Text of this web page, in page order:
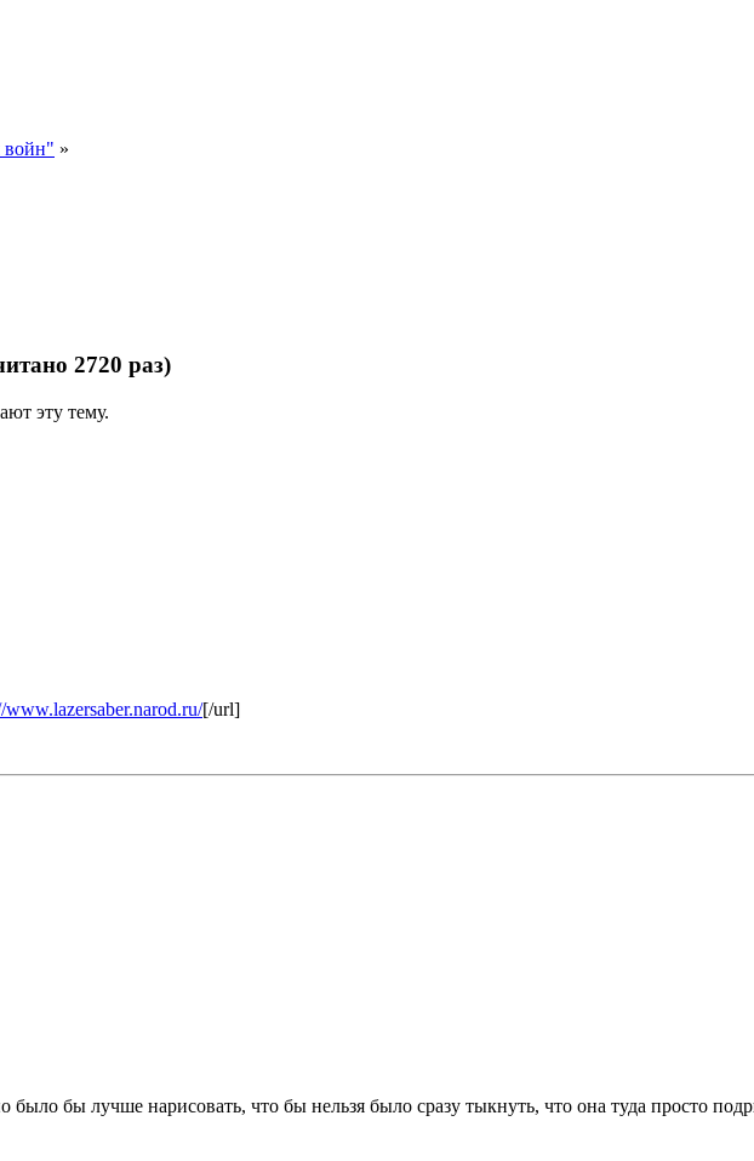
войн" »
2720 раз)
эту тему.
[/url]
бы лучше нарисовать, что бы нельзя было сразу тыкнуть, что она туда просто